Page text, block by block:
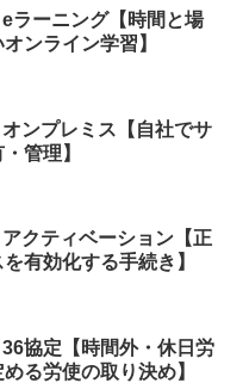
ラーニング【時間と場
ンライン学習】
ンプレミス【自社でサ
管理】
クティベーション【正
有効化する手続き】
協定【時間外・休日労
る労使の取り決め】